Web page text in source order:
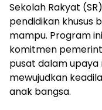
Sekolah Rakyat
pendidikan khusus
mampu. Program
komitmen
pusat dalam
mewujudkan
anak bangsa.